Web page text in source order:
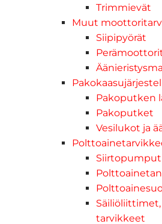
Trimmievät
Muut
Siipipyörät
Pakoputken
Pakoputket
Vesilukot ja
Siirtopumput
tarvikkeet